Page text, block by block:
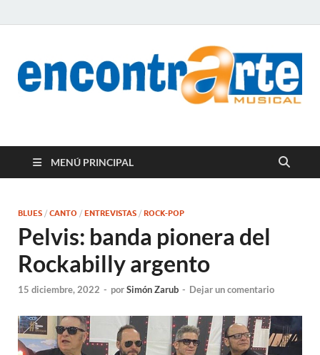
encontrArte Musical
MENÚ PRINCIPAL
BLUES / CANTO / ENTREVISTAS / ROCK-POP
Pelvis: banda pionera del
Rockabilly argento
15 diciembre, 2022 - porSimón Zarub - Dejar un comentario